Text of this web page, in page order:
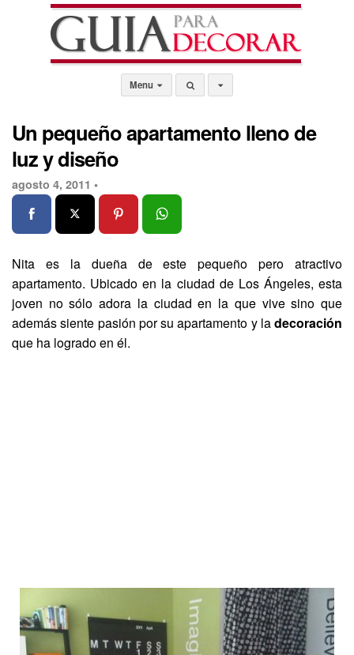
Menu
Un pequeño apartamento lleno de
luz y diseño
agosto 4, 2011 •
Nita es la dueña de este pequeño pero atractivo
apartamento. Ubicado en la ciudad de Los Ángeles, esta
joven no sólo adora la ciudad en la que vive sino que
además siente pasión por su apartamento y ladecoración
que ha logrado en él.